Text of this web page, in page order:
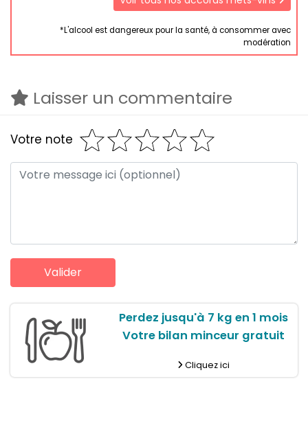
*L'alcool est dangereux pour la santé, à consommer avec
modération
Laisser un commentaire
Votre note
Perdez jusqu'à 7 kg en 1 mois
Votre bilan minceur gratuit
Cliquez ici